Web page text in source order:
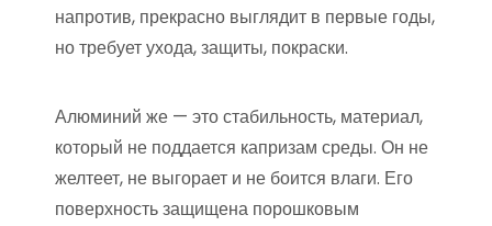
напротив, прекрасно выглядит в первые годы,
но требует ухода, защиты, покраски.
Алюминий же — это стабильность, материал,
который не поддается капризам среды. Он не
желтеет, не выгорает и не боится влаги. Его
поверхность защищена порошковым